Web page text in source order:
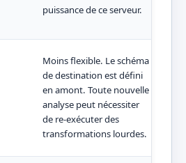
puissance de ce serveur.
Moins flexible. Le schéma
de destination est défini
en amont. Toute nouvelle
analyse peut nécessiter
de re-exécuter des
transformations lourdes.